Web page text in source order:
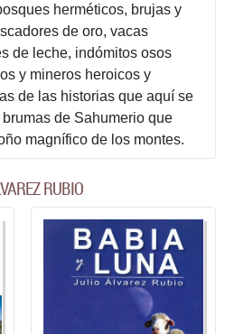
herméticos, brujas y
de oro, vacas
de leche, indómitos osos
y mineros heroicos y
de las historias que aquí se
de Sahumerio que
magnífico de los montes.
RUBIO